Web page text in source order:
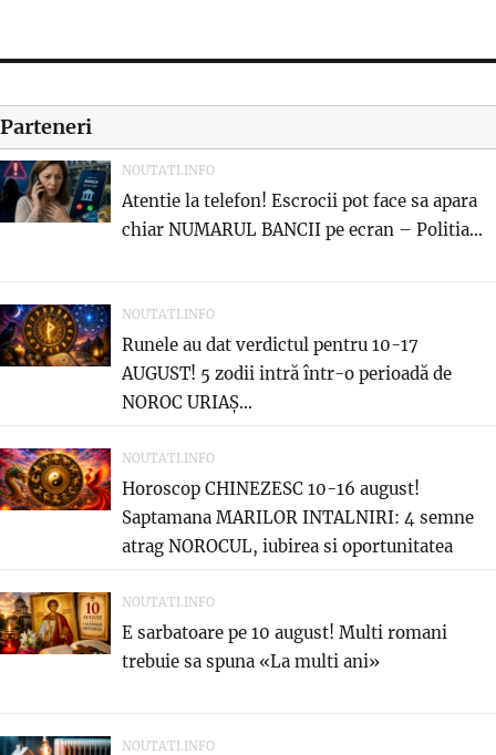
Parteneri
NOUTATI.INFO
Atentie la telefon! Escrocii pot face sa apara
chiar NUMARUL BANCII pe ecran – Politia...
NOUTATI.INFO
Runele au dat verdictul pentru 10-17
AUGUST! 5 zodii intră într-o perioadă de
NOROC URIAȘ...
NOUTATI.INFO
Horoscop CHINEZESC 10-16 august!
Saptamana MARILOR INTALNIRI: 4 semne
atrag NOROCUL, iubirea si oportunitatea
care...
NOUTATI.INFO
E sarbatoare pe 10 august! Multi romani
trebuie sa spuna «La multi ani»
NOUTATI.INFO